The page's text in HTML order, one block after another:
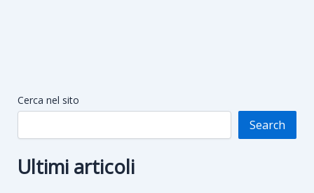
Cerca nel sito
Search
Ultimi articoli